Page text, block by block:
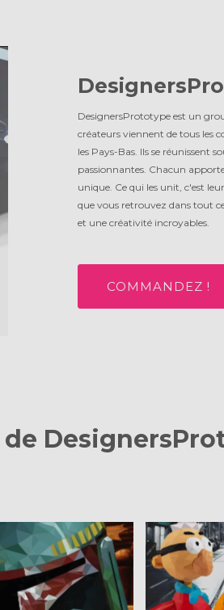
DesignersPrototype est un
créateurs viennent de tous les
les Pays-Bas. Ils se réunissent
passionnantes. Chacun
unique. Ce qui les unit, c'est
que vous retrouvez dans tout
et une créativité incroyables.
COMMANDEZ !